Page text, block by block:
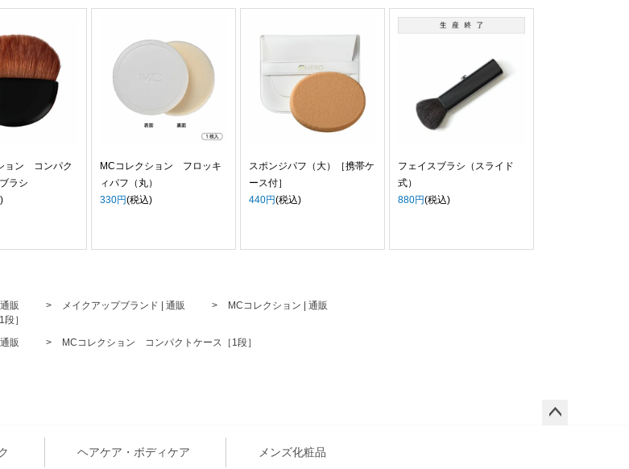
ョン コンパク
ラシ
MCコレクション フロッキ
ィパフ（丸）
330円(税込)
スポンジパフ（大）［携帯ケ
ース付］
440円(税込)
フェイスブラシ（スライド
式）
880円(税込)
販 メイクアップブランド | 通販
MCコレクション | 通販
］
販 MCコレクション コンパクトケース［1段］
ヘアケア・ボディケア メンズ化粧品